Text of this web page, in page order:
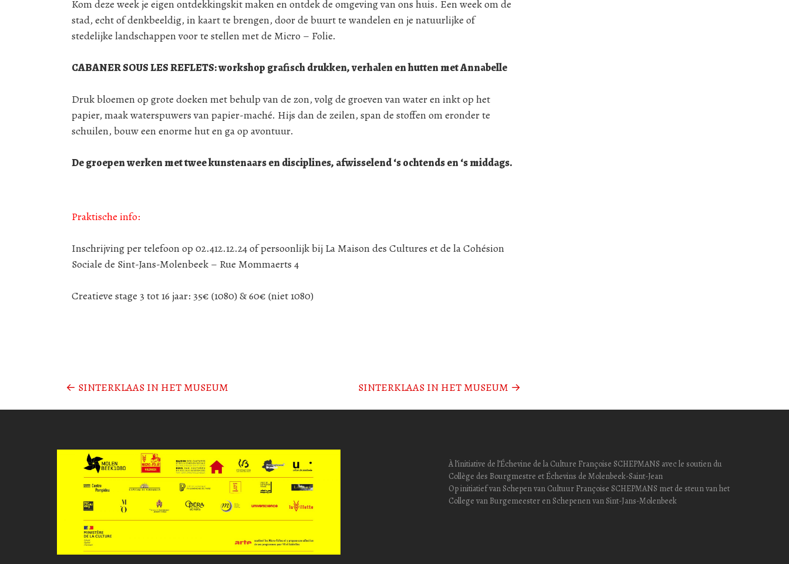
Kom deze week je eigen ontdekkingskit maken en ontdek de omgeving van ons huis. Een week om de
stad, echt of denkbeeldig, in kaart te brengen, door de buurt te wandelen en je natuurlijke of
stedelijke landschappen voor te stellen met de Micro – Folie.
CABANER SOUS LES REFLETS: workshop grafisch drukken, verhalen en hutten met Annabelle
Druk bloemen op grote doeken met behulp van de zon, volg de groeven van water en inkt op het
papier, maak waterspuwers van papier-maché. Hijs dan de zeilen, span de stoffen om eronder te
schuilen, bouw een enorme hut en ga op avontuur.
De groepen werken met twee kunstenaars en disciplines, afwisselend ‘s ochtends en ‘s middags.
Praktische info:
Inschrijving per telefoon op 02.412.12.24 of persoonlijk bij La Maison des Cultures et de la Cohésion
Sociale de Sint-Jans-Molenbeek – Rue Mommaerts 4
Creatieve stage 3 tot 16 jaar: 35€ (1080) & 60€ (niet 1080)
← SINTERKLAAS IN HET MUSEUM SINTERKLAAS IN HET MUSEUM →
À l’initiative de l’Échevine de la Culture Françoise SCHEPMANS avec le soutien du
Collège des Bourgmestre et Échevins de Molenbeek-Saint-Jean
Op initiatief van Schepen van Cultuur Françoise SCHEPMANS met de steun van het
College van Burgemeester en Schepenen van Sint-Jans-Molenbeek